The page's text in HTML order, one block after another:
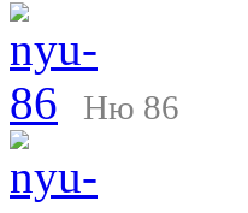
Ню 86